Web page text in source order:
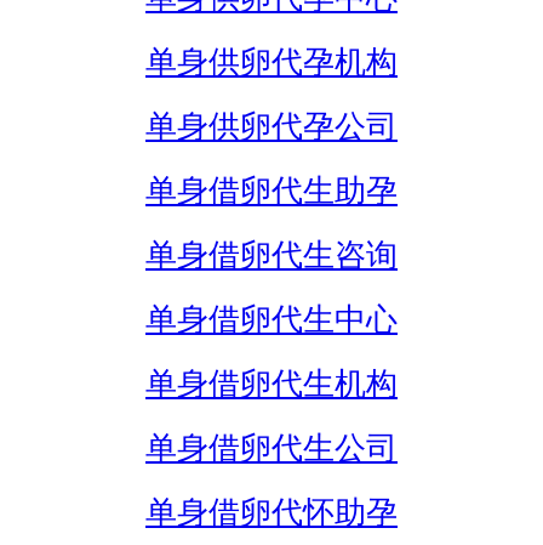
单身供卵代孕机构
单身供卵代孕公司
单身借卵代生助孕
单身借卵代生咨询
单身借卵代生中心
单身借卵代生机构
单身借卵代生公司
单身借卵代怀助孕